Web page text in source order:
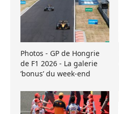
Photos - GP de Hongrie
de F1 2026 - La galerie
’bonus’ du week-end